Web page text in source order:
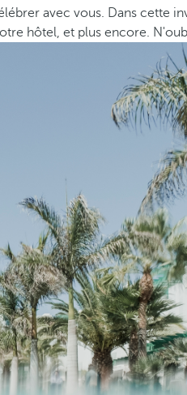
avec vous. Dans cette
hôtel, et plus encore.